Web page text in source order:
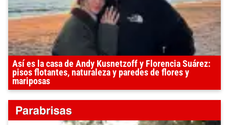
Así es la casa de Andy Kusnetzoff y Florencia Suárez:
pisos flotantes, naturaleza y paredes de flores y
mariposas